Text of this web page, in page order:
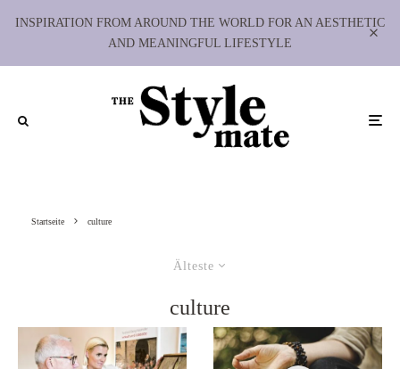
INSPIRATION FROM AROUND THE WORLD FOR AN AESTHETIC
AND MEANINGFUL LIFESTYLE
Startseite culture
Älteste
culture